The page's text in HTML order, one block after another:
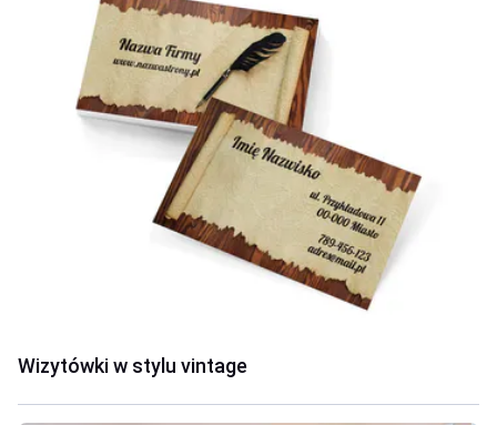
Wizytówki w stylu vintage